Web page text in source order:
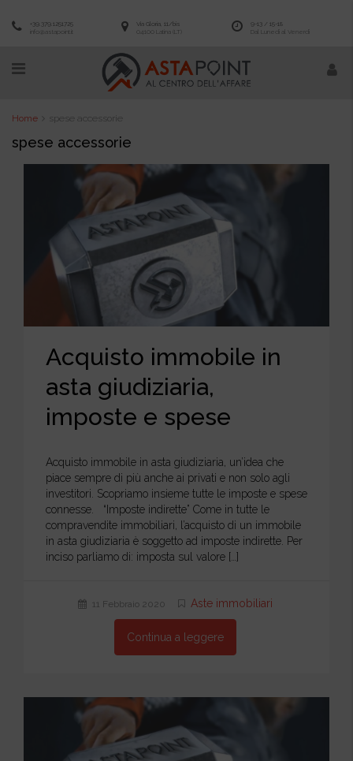
9-13 / 15-18
Dal Lunedì al Venerdì
Via Gloria, 11/bis
04100 Latina (LT)
+39.379.1251725
info@astapoint.it
Home spese accessorie
spese accessorie
Acquisto immobile in
asta giudiziaria,
imposte e spese
Acquisto immobile in asta giudiziaria, un’idea che
piace sempre di più anche ai privati e non solo agli
investitori. Scopriamo insieme tutte le imposte e spese
connesse. “Imposte indirette” Come in tutte le
compravendite immobiliari, l’acquisto di un immobile
in asta giudiziaria è soggetto ad imposte indirette. Per
inciso parliamo di: imposta sul valore […]
11 Febbraio 2020 Aste immobiliari
Continua a leggere